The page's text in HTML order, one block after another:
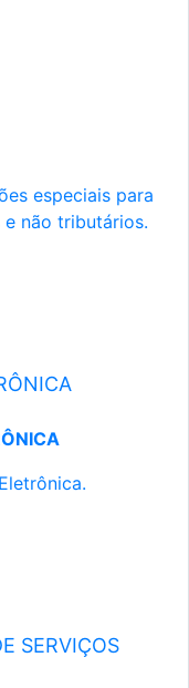
especiais para
não tributários.
SERVIÇOS